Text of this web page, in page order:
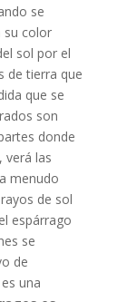
se
su color
sol por el
de tierra que
que se
son
donde
verá las
menudo
de sol
espárrago
se
de
una